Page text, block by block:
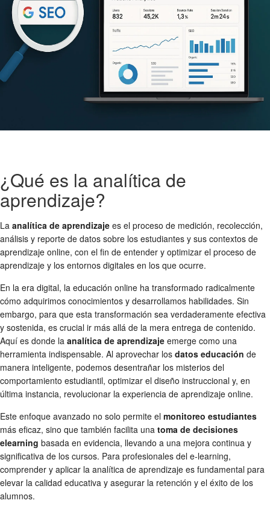
¿Qué es la analítica de
aprendizaje?
La analítica de aprendizaje es el proceso de medición, recolección,
análisis y reporte de datos sobre los estudiantes y sus contextos de
aprendizaje online, con el fin de entender y optimizar el proceso de
aprendizaje y los entornos digitales en los que ocurre.
En la era digital, la educación online ha transformado radicalmente
cómo adquirimos conocimientos y desarrollamos habilidades. Sin
embargo, para que esta transformación sea verdaderamente efectiva
y sostenida, es crucial ir más allá de la mera entrega de contenido.
Aquí es donde la analítica de aprendizaje emerge como una
herramienta indispensable. Al aprovechar los datos educación de
manera inteligente, podemos desentrañar los misterios del
comportamiento estudiantil, optimizar el diseño instruccional y, en
última instancia, revolucionar la experiencia de aprendizaje online.
Este enfoque avanzado no solo permite el monitoreo estudiantes
más eficaz, sino que también facilita una toma de decisiones
elearning basada en evidencia, llevando a una mejora continua y
significativa de los cursos. Para profesionales del e-learning,
comprender y aplicar la analítica de aprendizaje es fundamental para
elevar la calidad educativa y asegurar la retención y el éxito de los
alumnos.